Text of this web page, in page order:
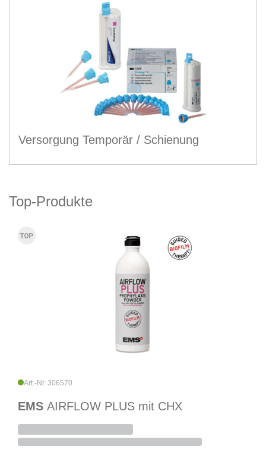
Versorgung Temporär / Schienung
Top-Produkte
Art.-Nr. 306570
EMS AIRFLOW PLUS mit CHX